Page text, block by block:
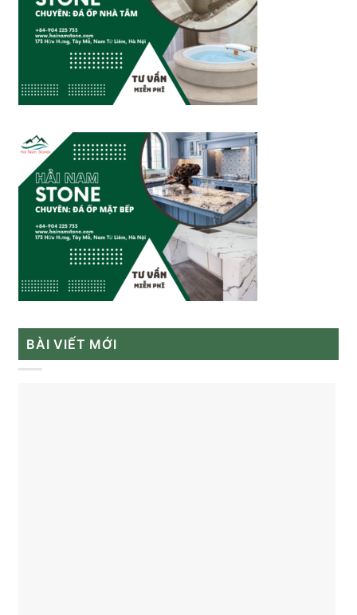
BÀI VIẾT MỚI